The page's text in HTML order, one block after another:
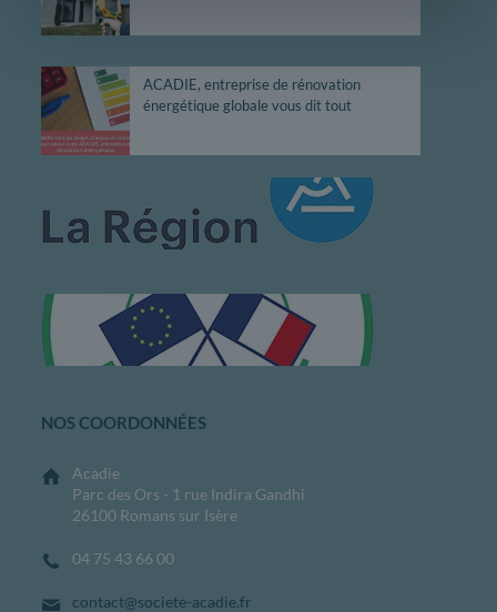
ACADIE, entreprise de rénovation
énergétique globale vous dit tout
NOS COORDONNÉES
Acadie
Parc des Ors - 1 rue Indira Gandhi
26100 Romans sur Isère
04 75 43 66 00
contact@societe-acadie.fr